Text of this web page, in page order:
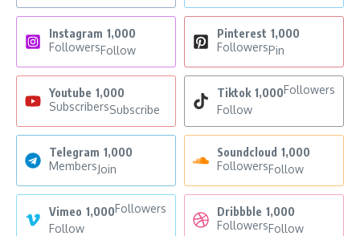
Instagram 1,000
FollowersFollow
Pinterest 1,000
FollowersPin
Youtube 1,000
SubscribersSubscribe
Tiktok 1,000Followers
Follow
Telegram 1,000
MembersJoin
Soundcloud 1,000
FollowersFollow
Vimeo 1,000Followers
Follow
Dribbble 1,000
FollowersFollow